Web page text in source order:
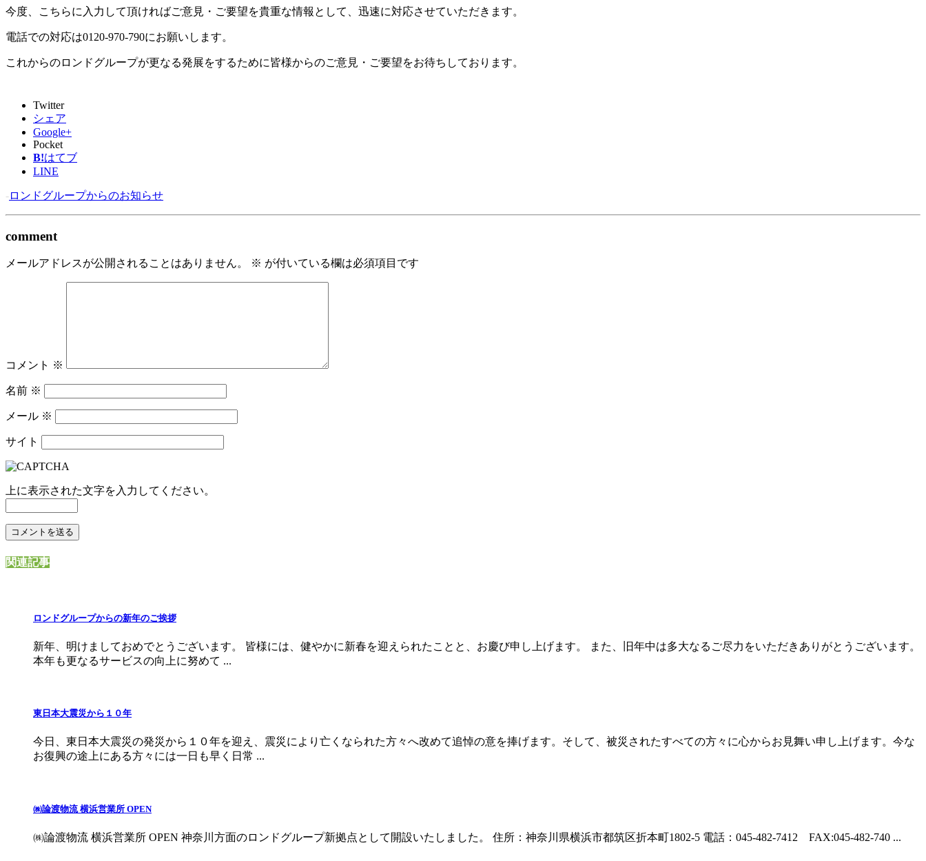
今度、こちらに入力して頂ければご意見・ご要望を貴重な情報として、迅速に対応させていただきます。
電話での対応は0120-970-790にお願いします。
これからのロンドグループが更なる発展をするために皆様からのご意見・ご要望をお待ちしております。
Twitter
シェア
Google+
Pocket
B!はてブ
LINE
-ロンドグループからのお知らせ
comment
メールアドレスが公開されることはありません。 ※ が付いている欄は必須項目です
コメント ※
名前 ※
メール ※
サイト
上に表示された文字を入力してください。
関連記事
ロンドグループからの新年のご挨拶
新年、明けましておめでとうございます。 皆様には、健やかに新春を迎えられたことと、お慶び申し上げます。 また、旧年中は多大なるご尽力をいただきありがとうございます。
本年も更なるサービスの向上に努めて ...
東日本大震災から１０年
今日、東日本大震災の発災から１０年を迎え、震災により亡くなられた方々へ改めて追悼の意を捧げます。そして、被災されたすべての方々に心からお見舞い申し上げます。今な
お復興の途上にある方々には一日も早く日常 ...
㈱論渡物流 横浜営業所 OPEN
㈱論渡物流 横浜営業所 OPEN 神奈川方面のロンドグループ新拠点として開設いたしました。 住所：神奈川県横浜市都筑区折本町1802-5 電話：045-482-7412 FAX:045-482-740 ...